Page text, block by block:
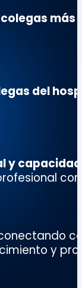
más
del
y
y